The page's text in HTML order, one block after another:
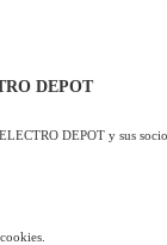
DEPOT
DEPOT y sus